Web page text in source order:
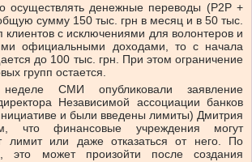
осуществлять денежные переводы (Р2Р +
сумму 150 тыс. грн в месяц и в 50 тыс.
клиентов с исключениями для волонтеров и
официальными доходами, то с начала
до 100 тыс. грн. При этом ограничение
групп остается.
СМИ опубликовали заявление
Независимой ассоциации банков
и были введены лимиты) Дмитрия
что финансовые учреждения могут
лимит или даже отказаться от него. По
это может произойти после создания